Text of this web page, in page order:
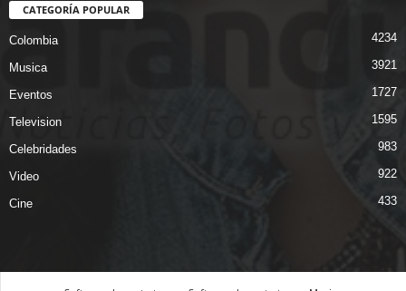
CATEGORÍA POPULAR
Colombia 4234
Musica 3921
Eventos 1727
Television 1595
Celebridades 983
Video 922
Cine 433